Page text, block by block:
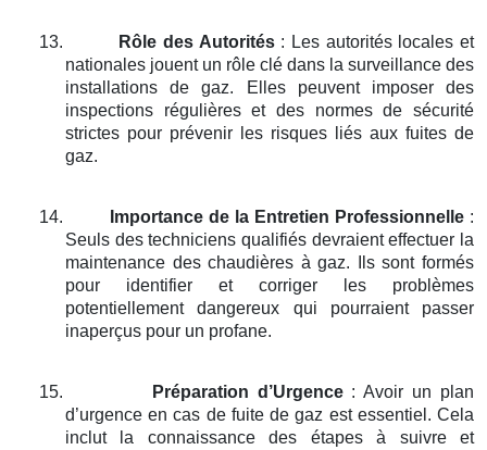
13. Rôle des Autorités: Les autorités locales et
nationales jouent un rôle clé dans la surveillance des
installations de gaz. Elles peuvent imposer des
inspections régulières et des normes de sécurité
strictes pour prévenir les risques liés aux fuites de
gaz.
14. Importance de la Entretien Professionnelle:
Seuls des techniciens qualifiés devraient effectuer la
maintenance des chaudières à gaz. Ils sont formés
pour identifier et corriger les problèmes
potentiellement dangereux qui pourraient passer
inaperçus pour un profane.
15. Préparation d’Urgence: Avoir un plan
d’urgence en cas de fuite de gaz est essentiel. Cela
inclut la connaissance des étapes à suivre et